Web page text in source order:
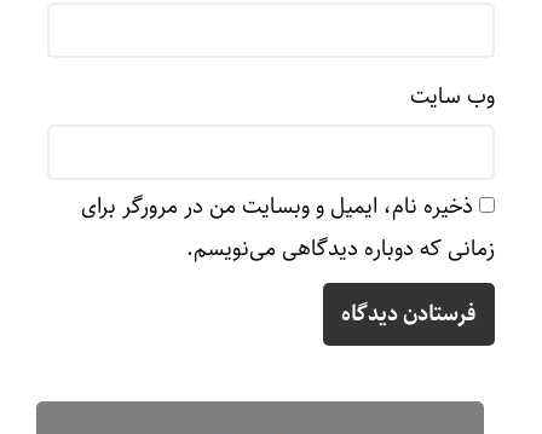
وب‌ سایت
ذخیره نام، ایمیل و وبسایت من در مرورگر برای
زمانی که دوباره دیدگاهی می‌نویسم.